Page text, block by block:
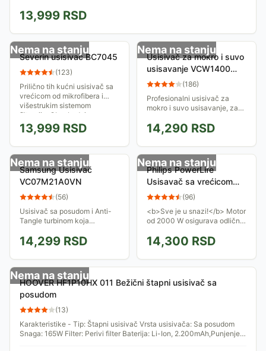
13,999 RSD
Nema na stanju
Severin usisivač BC7045
(123)
Prilično tih kućni usisivač sa
vrećicom od mikrofibera i
višestrukim sistemom
filtracije. Obezbeđuje
nesmetan rad u krugu od 9
metara od mesta...
13,999 RSD
Nema na stanju
Usisivač za mokro i suvo
usisavanje VCW1400
150100130
(186)
Profesionalni usisivač za
mokro i suvo usisavanje, za
tela i nezapaljivih tečnosti,
zapremina INOX kanistera
za...
14,290 RSD
Nema na stanju
Samsung Usisivač
VC07M21A0VN
(56)
Usisivač sa posudom i Anti-
Tangle turbinom koja
zapušenja. Snaga: 700W sa
kontrolom na kućištu. Usisna
sanga: 180W.
14,299 RSD
Nema na stanju
Philips PowerLife
Usisavač sa vrećicom
FC8454/01
(96)
<b>Sve je u snazi!</b> Motor
od 2000 W osigurava odlične
rezultati čišćenja na svim
vrstama podova uz usisavač
PowerLife...
14,300 RSD
Nema na stanju
HOOVER HF1P10HX 011 Bežični štapni usisivač sa
posudom
(13)
Karakteristike - Tip: Štapni usisivač Vrsta usisivača: Sa posudom
Snaga: 165W Filter: Perivi filter Baterija: Li-Ion, 2.200mAh,Punjenje